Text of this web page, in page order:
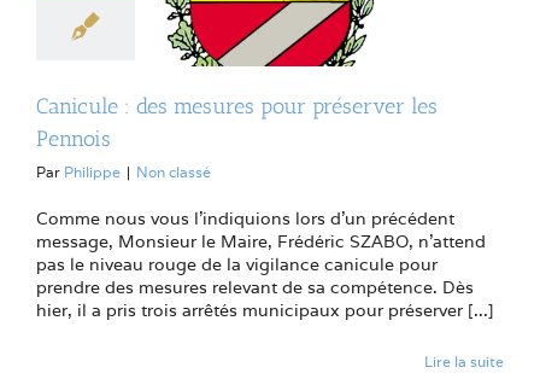
Canicule : des mesures pour préserver les
Pennois
Par Philippe | Non classé
Comme nous vous l'indiquions lors d'un précédent
message, Monsieur le Maire, Frédéric SZABO, n'attend
pas le niveau rouge de la vigilance canicule pour
prendre des mesures relevant de sa compétence. Dès
hier, il a pris trois arrêtés municipaux pour préserver [...]
Lire la suite